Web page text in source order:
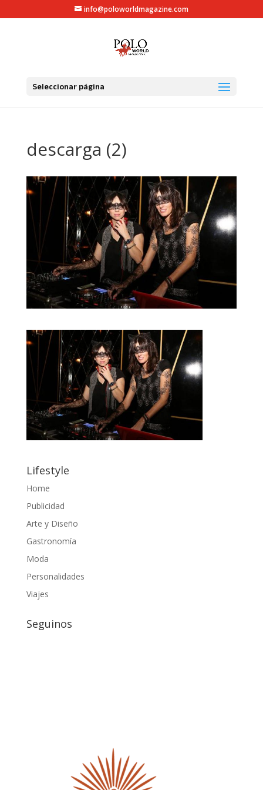
info@poloworldmagazine.com
Seleccionar página
descarga (2)
Lifestyle
Home
Publicidad
Arte y Diseño
Gastronomía
Moda
Personalidades
Viajes
Seguinos